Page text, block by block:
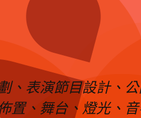
、表演節目設計、
置、舞台、燈光、